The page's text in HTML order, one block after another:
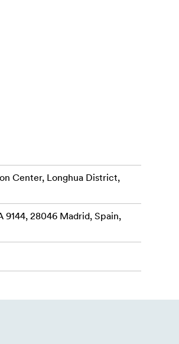
Center, Longhua District,
9144, 28046 Madrid, Spain,